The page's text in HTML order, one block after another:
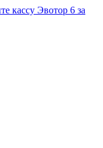
кассу Эвотор 6 за